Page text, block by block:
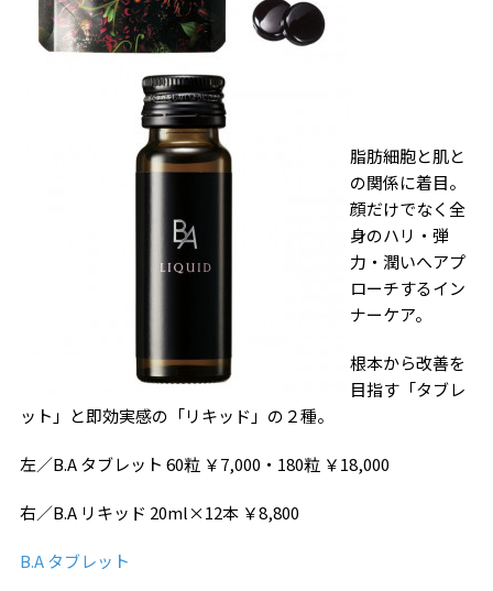
脂肪細胞と肌と
の関係に着目。
顔だけでなく全
身のハリ・弾
力・潤いへアプ
ローチするイン
ナーケア。
根本から改善を
目指す「タブレ
ット」と即効実感の「リキッド」の２種。
左／B.A タブレット 60粒 ￥7,000・180粒 ￥18,000
右／B.A リキッド 20ml×12本 ￥8,800
B.A タブレット